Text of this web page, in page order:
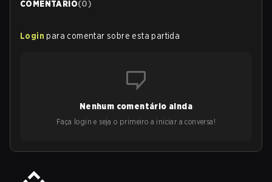
COMENTÁRIO(0)
Login para comentar sobre esta partida
Nenhum comentário ainda
Faça login e seja o primeiro a iniciar a conversa!